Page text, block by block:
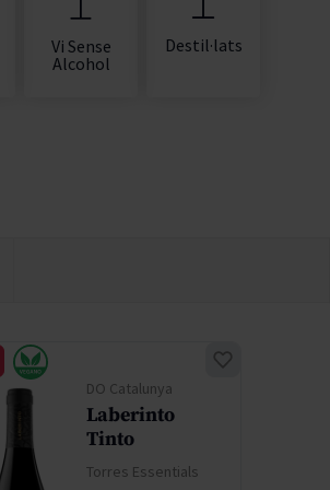
Vi Sense
Alcohol
Destil·lats
DO Catalunya
Laberinto
Tinto
Torres Essentials